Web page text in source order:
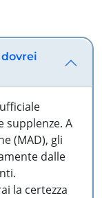
supplenze. A
(MAD), gli
dalle
la certezza